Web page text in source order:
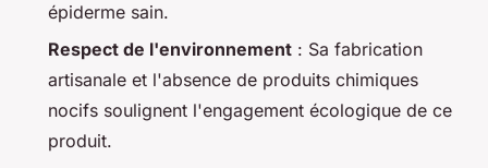
épiderme sain.
Respect de l'environnement : Sa fabrication
artisanale et l'absence de produits chimiques
nocifs soulignent l'engagement écologique de ce
produit.